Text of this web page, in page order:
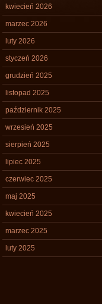
kwiecień 2026
marzec 2026
luty 2026
styczeń 2026
grudzień 2025
listopad 2025
październik 2025
wrzesień 2025
sierpień 2025
lipiec 2025
czerwiec 2025
maj 2025
kwiecień 2025
marzec 2025
luty 2025